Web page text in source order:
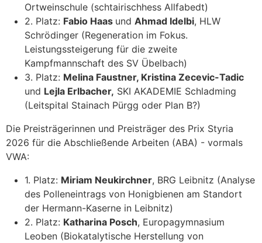
Ortweinschule (schtairischhess Allfabedt)
2. Platz: Fabio Haas und Ahmad Idelbi, HLW
Schrödinger (Regeneration im Fokus.
Leistungssteigerung für die zweite
Kampfmannschaft des SV Übelbach)
3. Platz: Melina Faustner, Kristina Zecevic-Tadic
und Lejla Erlbacher, SKI AKADEMIE Schladming
(Leitspital Stainach Pürgg oder Plan B?)
Die Preisträgerinnen und Preisträger des Prix Styria
2026 für die Abschließende Arbeiten (ABA) - vormals
VWA:
1. Platz: Miriam Neukirchner, BRG Leibnitz (Analyse
des Polleneintrags von Honigbienen am Standort
der Hermann-Kaserne in Leibnitz)
2. Platz: Katharina Posch, Europagymnasium
Leoben (Biokatalytische Herstellung von